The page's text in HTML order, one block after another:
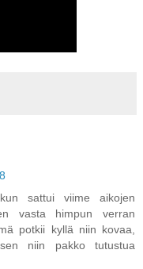
sattui viime aikojen
vasta himpun verran
potkii kyllä niin kovaa,
niin pakko tutustua